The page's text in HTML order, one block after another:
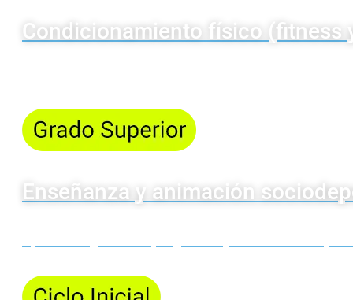
Condicionamiento físico (fitness
Enseñanza y animación